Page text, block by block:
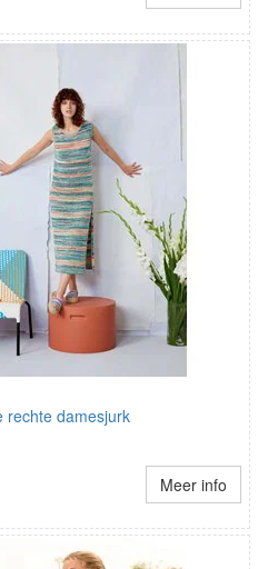
rechte damesjurk
Meer info